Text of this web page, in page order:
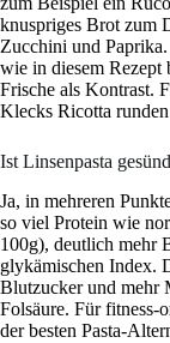
knuspriges Brot zum
Zucchini und
wie in diesem Rezept
Frische als Kontrast.
Klecks Ricotta
Ist Linsenpasta
Ja, in mehreren
so viel Protein wie
100g), deutlich mehr
glykämischen Index.
Blutzucker und mehr
Folsäure. Für fitness-
der besten Pasta-